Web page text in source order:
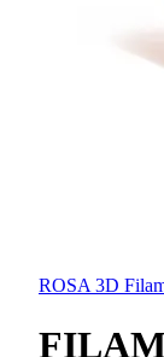
ROSA 3D